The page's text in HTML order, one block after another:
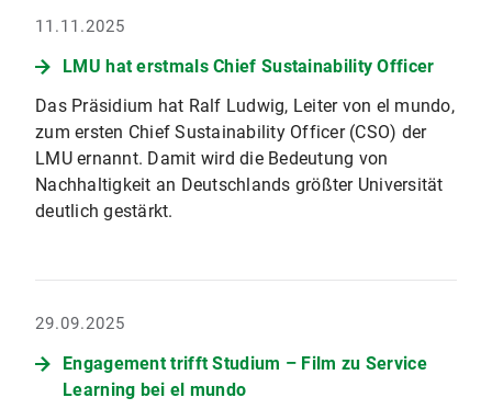
11.11.2025
LMU hat erstmals Chief Sustainability Officer
Das Präsidium hat Ralf Ludwig, Leiter von el mundo,
zum ersten Chief Sustainability Officer (CSO) der
LMU ernannt. Damit wird die Bedeutung von
Nachhaltigkeit an Deutschlands größter Universität
deutlich gestärkt.
29.09.2025
Engagement trifft Studium – Film zu Service
Learning bei el mundo